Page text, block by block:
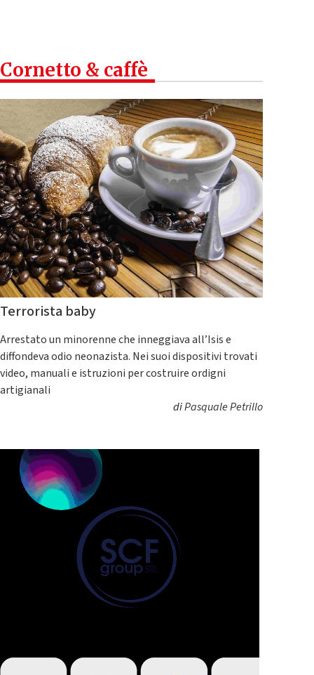
Cornetto & caffè
Terrorista baby
Arrestato un minorenne che inneggiava all’Isis e
diffondeva odio neonazista. Nei suoi dispositivi trovati
video, manuali e istruzioni per costruire ordigni
artigianali
diPasquale Petrillo